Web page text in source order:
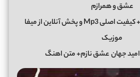
عشق و همرازم
عشق نازم امید جهان + کیفیت اصلی Mp3 و پخش آنلاین از میفا
موزیک
امید جهانعشق نازم+ متن اهنگ